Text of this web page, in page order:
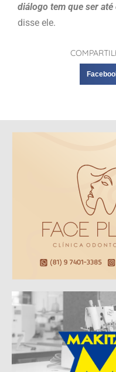
diálogo tem que ser
disse ele.